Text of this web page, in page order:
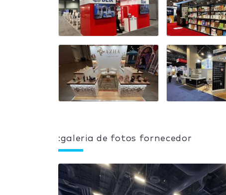
:galeria de fotos fornecedor